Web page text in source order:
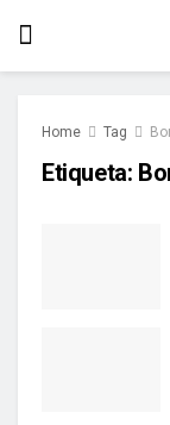
Home Tag
Etiqueta: